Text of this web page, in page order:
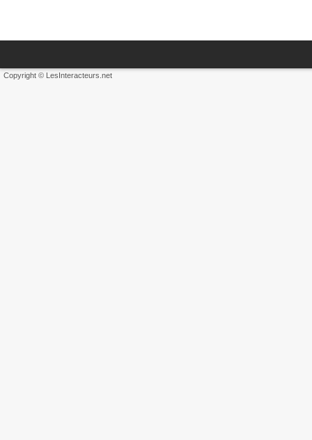
Copyright © LesInteracteurs.net